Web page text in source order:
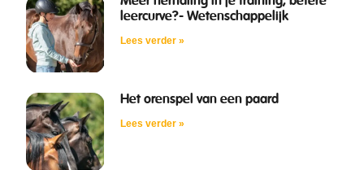
leercurve?- Wetenschappelijk
Lees verder »
Het orenspel van een paard
Lees verder »